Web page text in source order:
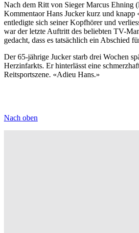
Nach dem Ritt von Sieger Marcus Ehning
Kommentaor Hans Jucker kurz und knapp
entledigte sich seiner Kopfhörer und
war der letzte Auftritt des beliebten TV-
gedacht, dass es tatsächlich ein Abschied
Der 65-jährige Jucker starb drei Wochen
Herzinfarkts. Er hinterlässt eine
Reitsportszene. «Adieu Hans.»
Nach oben